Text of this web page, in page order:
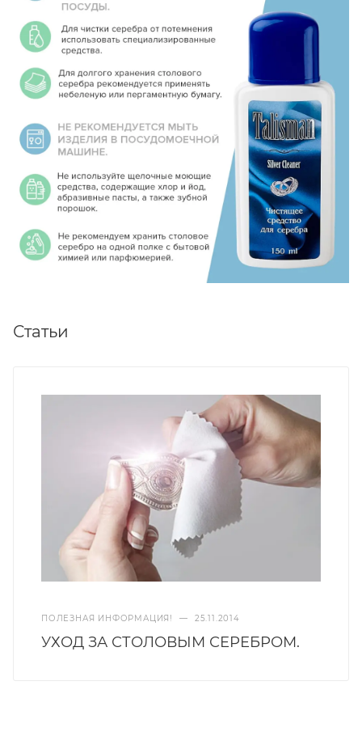
Статьи
ПОЛЕЗНАЯ ИНФОРМАЦИЯ! — 25.11.2014
УХОД ЗА СТОЛОВЫМ СЕРЕБРОМ.